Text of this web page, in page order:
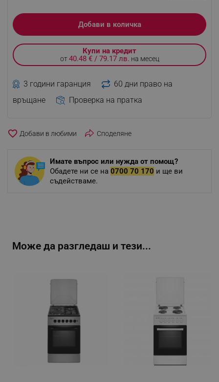
Добави в количка
Купи на кредит
от40.48 € / 79.17 лв. на месец
3 години гаранция
60 дни право на
връщане
Проверка на пратка
favorite_border Споделяне
Имате въпрос или нужда от помощ?
Обадете ни се на 0700 70 170 и ще ви
съдействаме.
Може да разгледаш и тези...